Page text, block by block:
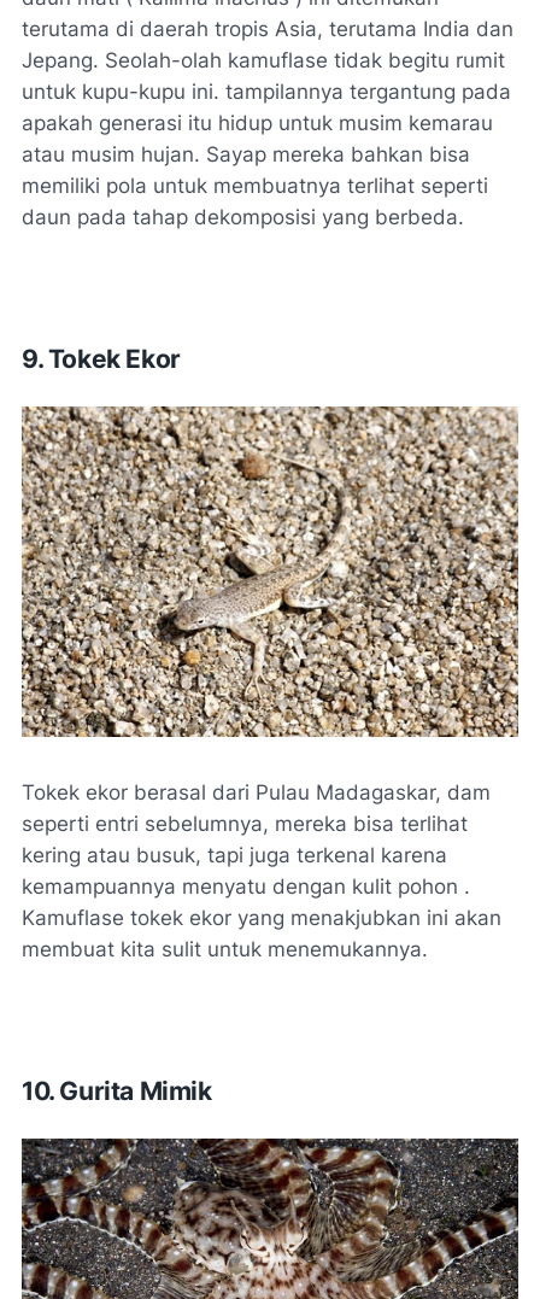
terutama di daerah tropis Asia, terutama India dan
Jepang. Seolah-olah kamuflase tidak begitu rumit
untuk kupu-kupu ini. tampilannya tergantung pada
apakah generasi itu hidup untuk musim kemarau
atau musim hujan. Sayap mereka bahkan bisa
memiliki pola untuk membuatnya terlihat seperti
daun pada tahap dekomposisi yang berbeda.
9. Tokek Ekor
Tokek ekor berasal dari Pulau Madagaskar, dam
seperti entri sebelumnya, mereka bisa terlihat
kering atau busuk, tapi juga terkenal karena
kemampuannya menyatu dengan kulit pohon .
Kamuflase tokek ekor yang menakjubkan ini akan
membuat kita sulit untuk menemukannya.
10. Gurita Mimik